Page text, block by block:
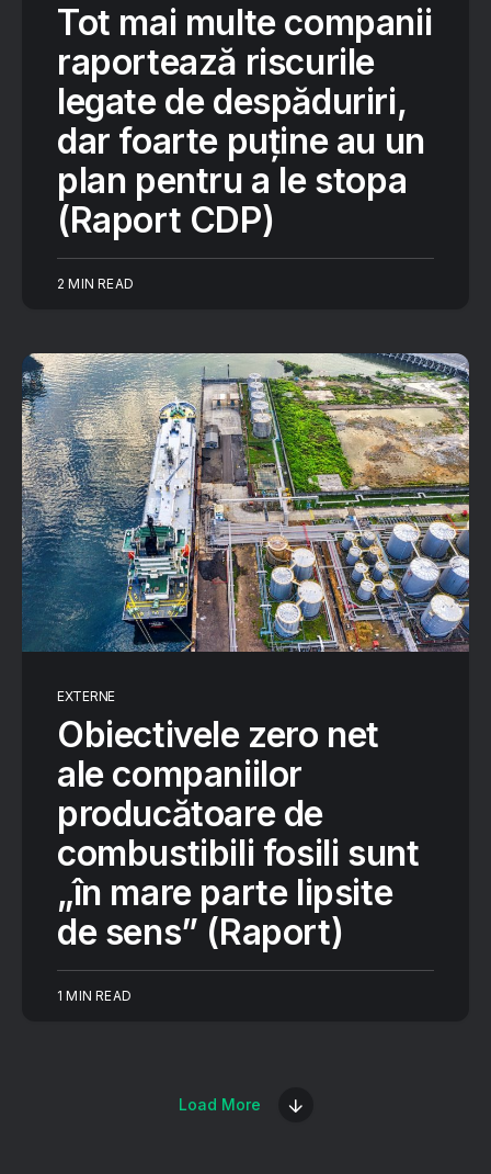
Tot mai multe companii
raportează riscurile
legate de despăduriri,
dar foarte puține au un
plan pentru a le stopa
(Raport CDP)
2 MIN READ
EXTERNE
Obiectivele zero net
ale companiilor
producătoare de
combustibili fosili sunt
„în mare parte lipsite
de sens” (Raport)
1 MIN READ
Load More